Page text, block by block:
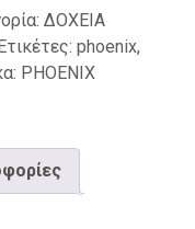
ΔΟΧΕΙΑ
phoenix,
PHOENIX